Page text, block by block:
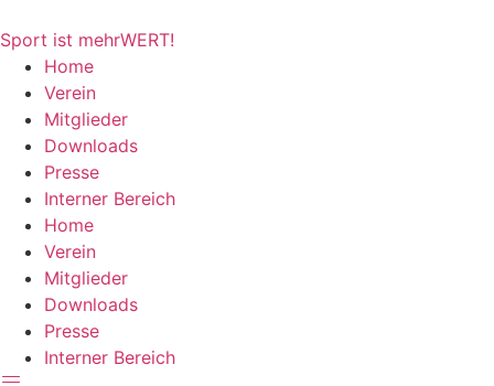
Inhalt
springen
Sport ist mehrWERT!
Home
Verein
Mitglieder
Downloads
Presse
Interner Bereich
Home
Verein
Mitglieder
Downloads
Presse
Interner Bereich